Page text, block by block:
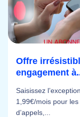
Offre
engagement
Saisissez
1,99€/mois pour
d’appels,...